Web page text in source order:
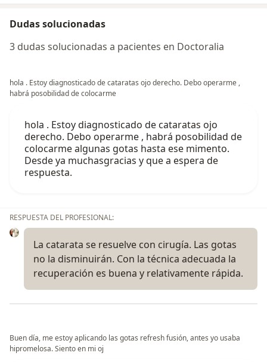
Dudas solucionadas
3 dudas solucionadas a pacientes en Doctoralia
hola . Estoy diagnosticado de cataratas ojo derecho. Debo operarme ,
habrá posobilidad de colocarme
hola . Estoy diagnosticado de cataratas ojo
derecho. Debo operarme , habrá posobilidad de
colocarme algunas gotas hasta ese mimento.
Desde ya muchasgracias y que a espera de
respuesta.
RESPUESTA DEL PROFESIONAL:
La catarata se resuelve con cirugía. Las gotas
no la disminuirán. Con la técnica adecuada la
recuperación es buena y relativamente rápida.
Buen día, me estoy aplicando las gotas refresh fusión, antes yo usaba
hipromelosa. Siento en mi oj